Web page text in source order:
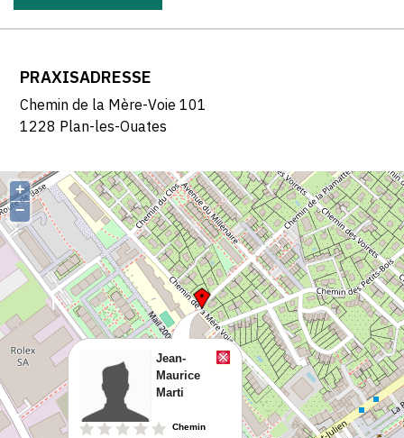
PRAXISADRESSE
Chemin de la Mère-Voie 101
1228 Plan-les-Ouates